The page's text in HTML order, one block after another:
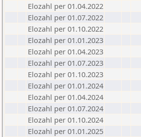
Elozahl per 01.04.2022
Elozahl per 01.07.2022
Elozahl per 01.10.2022
Elozahl per 01.01.2023
Elozahl per 01.04.2023
Elozahl per 01.07.2023
Elozahl per 01.10.2023
Elozahl per 01.01.2024
Elozahl per 01.04.2024
Elozahl per 01.07.2024
Elozahl per 01.10.2024
Elozahl per 01.01.2025